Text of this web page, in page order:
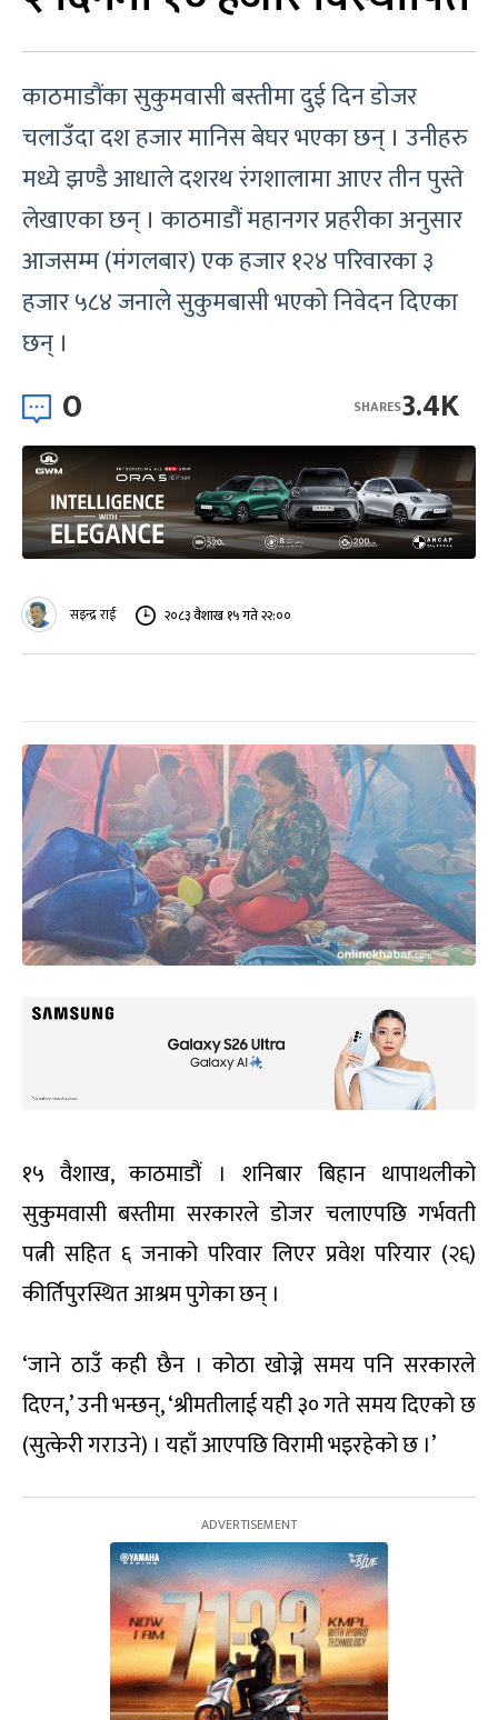
काठमाडौंका सुकुमवासी बस्तीमा दुई दिन डोजर
चलाउँदा दश हजार मानिस बेघर भएका छन् । उनीहरु
मध्ये झण्डै आधाले दशरथ रंगशालामा आएर तीन पुस्ते
लेखाएका छन् । काठमाडौं महानगर प्रहरीका अनुसार
आजसम्म (मंगलबार) एक हजार १२४ परिवारका ३
हजार ५८४ जनाले सुकुमबासी भएको निवेदन दिएका
छन् ।
0 3.4K
SHARES
सइन्द्र राई २०८३ वैशाख १५ गते २२:००
१५ वैशाख, काठमाडौं । शनिबार बिहान थापाथलीको
सुकुमवासी बस्तीमा सरकारले डोजर चलाएपछि गर्भवती
पत्नी सहित ६ जनाको परिवार लिएर प्रवेश परियार (२६)
कीर्तिपुरस्थित आश्रम पुगेका छन् ।
‘जाने ठाउँ कही छैन । कोठा खोज्ने समय पनि सरकारले
दिएन,’ उनी भन्छन्, ‘श्रीमतीलाई यही ३० गते समय दिएको छ
(सुत्केरी गराउने) । यहाँ आएपछि विरामी भइरहेको छ ।’